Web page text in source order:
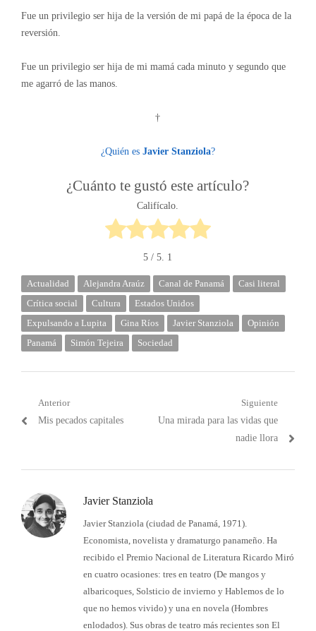
Fue un privilegio ser hija de la versión de mi papá de la época de la
reversión.
Fue un privilegio ser hija de mi mamá cada minuto y segundo que
me agarró de las manos.
†
¿Quién es Javier Stanziola?
¿Cuánto te gustó este artículo?
Califícalo.
5 / 5. 1
Actualidad Alejandra Araúz Canal de Panamá
Casi literal
Crítica social
Cultura
Estados Unidos
Expulsando a Lupita
Gina Ríos Javier Stanziola
Opinión
Panamá
Simón Tejeira Sociedad
Navegación
Anterior
Post
Mis pecados capitales
Siguiente
Próximo
Una mirada para las vidas que
nadie llora
Javier Stanziola
Javier Stanziola (ciudad de Panamá, 1971).
Economista, novelista y dramaturgo panameño. Ha
recibido el Premio Nacional de Literatura Ricardo Miró
en cuatro ocasiones: tres en teatro (De mangos y
albaricoques, Solsticio de invierno y Hablemos de lo
que no hemos vivido) y una en novela (Hombres
enlodados). Sus obras de teatro más recientes son El